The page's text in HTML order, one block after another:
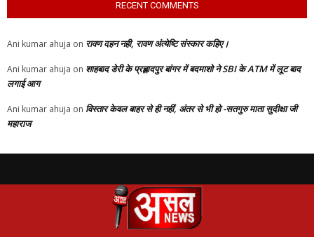
RECENT COMMENTS
Ani kumar ahuja on रावण दहन नही, रावण अंत्येष्टि संस्कार कहिए।
Ani kumar ahuja on शाहबाद डेरी के प्रह्लादपुर बांगर में बदमाशो ने SBI के ATM में लूट बाद
लगाई आग
Ani kumar ahuja on विस्तार केवल बाहर से ही नहीं, अंतर से भी हो -सतगुरु माता सुदीक्षा जी
महाराज